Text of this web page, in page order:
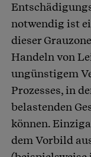
notwendig ist
dieser
Handeln von
ungünstigem
Prozesses, in
belastenden
können.
dem Vorbild